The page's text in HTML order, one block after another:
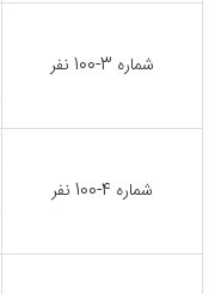
شماره 3-100 نفر
شماره 4-100 نفر